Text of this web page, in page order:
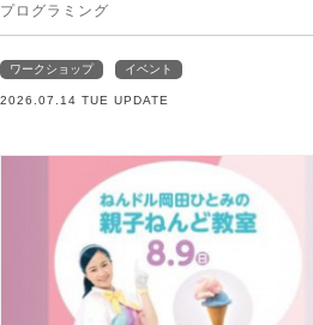
プログラミング
ワークショップ イベント
2026.07.14 TUE UPDATE